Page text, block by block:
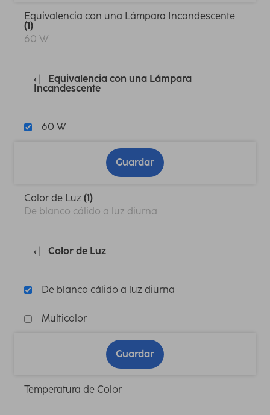
Equivalencia con una Lámpara Incandescente
(1)
60 W
Equivalencia con una Lámpara
Incandescente
60 W
Guardar
Color de Luz (1)
De blanco cálido a luz diurna
Color de Luz
De blanco cálido a luz diurna
Multicolor
Guardar
Temperatura de Color